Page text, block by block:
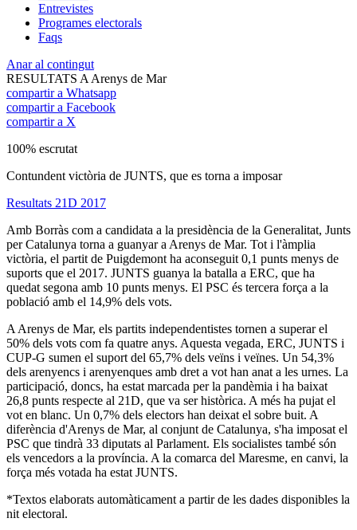
Entrevistes
Programes electorals
Faqs
Anar al contingut
RESULTATS A Arenys de Mar
compartir a Whatsapp
compartir a Facebook
compartir a X
100% escrutat
Contundent victòria de JUNTS, que es torna a imposar
Resultats 21D 2017
Amb Borràs com a candidata a la presidència de la Generalitat, Junts
per Catalunya torna a guanyar a Arenys de Mar. Tot i l'àmplia
victòria, el partit de Puigdemont ha aconseguit 0,1 punts menys de
suports que el 2017. JUNTS guanya la batalla a ERC, que ha
quedat segona amb 10 punts menys. El PSC és tercera força a la
població amb el 14,9% dels vots.
A Arenys de Mar, els partits independentistes tornen a superar el
50% dels vots com fa quatre anys. Aquesta vegada, ERC, JUNTS i
CUP-G sumen el suport del 65,7% dels veïns i veïnes. Un 54,3%
dels arenyencs i arenyenques amb dret a vot han anat a les urnes. La
participació, doncs, ha estat marcada per la pandèmia i ha baixat
26,8 punts respecte al 21D, que va ser històrica. A més ha pujat el
vot en blanc. Un 0,7% dels electors han deixat el sobre buit. A
diferència d'Arenys de Mar, al conjunt de Catalunya, s'ha imposat el
PSC que tindrà 33 diputats al Parlament. Els socialistes també són
els vencedors a la província. A la comarca del Maresme, en canvi, la
força més votada ha estat JUNTS.
*Textos elaborats automàticament a partir de les dades disponibles la
nit electoral.